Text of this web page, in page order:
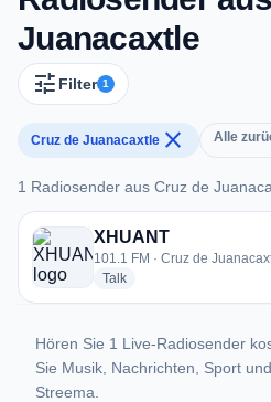
Juanacaxtle
tune Filter 1
Cruz de Juanacaxtle close Alle
1 Radiosender aus Cruz de
1 Radiosender aus Cruz de
XHUANT
101.1 FM · Cruz de
Talkradio stations
Hören Sie 1 Live-Radiosender
Sie Musik, Nachrichten, Sport
Streema.